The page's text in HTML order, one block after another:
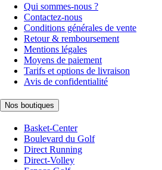
Qui sommes-nous ?
Contactez-nous
Conditions générales de vente
Retour & remboursement
Mentions légales
Moyens de paiement
Tarifs et options de livraison
Avis de confidentialité
Nos boutiques
Basket-Center
Boulevard du Golf
Direct Running
Direct-Volley